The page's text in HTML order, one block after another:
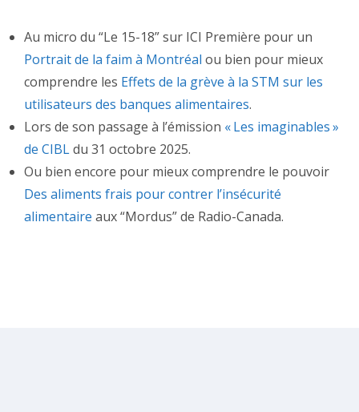
Au micro du “Le 15-18” sur ICI Première pour un
Portrait de la faim à Montréal ou bien pour mieux
comprendre les Effets de la grève à la STM sur les
utilisateurs des banques alimentaires.
Lors de son passage à l’émission « Les imaginables »
de CIBLdu 31 octobre 2025.
Ou bien encore pour mieux comprendre le pouvoir
Des aliments frais pour contrer l’insécurité
alimentaire aux “Mordus” de Radio-Canada.